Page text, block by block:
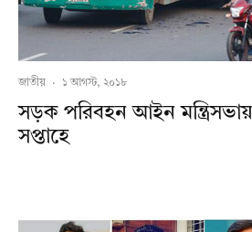
জাতীয় · ১ আগস্ট, ২০১৮
সড়ক পরিবহন আইন
সপ্তাহে